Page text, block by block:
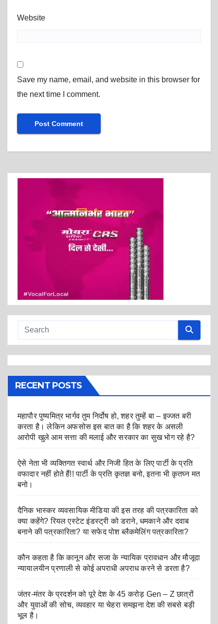
Website
Save my name, email, and website in this browser for
the next time I comment.
RECENT POSTS
महापौर पुष्यमित्र भार्गव तुम निर्दोष हो, शहर तुम्हें बा – इज्जत बरी
करता है। लेकिन अफसोस इस बात का है कि शहर के असली
आरोपी खुले आम सत्ता की मलाई और सरकार का सुख भोग रहे है?
ऐसे नेता भी व्यक्तिगत स्वार्थ और निजी हित के लिए पार्टी के प्रति
वफादार नहीं होते हैं!! पार्टी के प्रति कृतज्ञ बनो, इतना भी कृतघ्न मत
बनो।
दैनिक भास्कर व्यवसायिक मीडिया की इस तरह की पत्रकारिता को
क्या कहेंगे? रियल एस्टेट इंडस्ट्री को डराने, धमकाने और दवाब
बनाने की पत्रकारिता? या सफेद पोश ब्लैकमेलिंग पत्रकारिता?
कौन कहता है कि कानून और सजा के न्यायिक प्रावधान और मौजूदा
न्यायालयीन प्रणाली से कोई अपराधी अपराध करने से डरता है?
जंतर-मंतर के प्रदर्शन को पूरे देश के 45 करोड़ Gen – Z छात्रों
और युवाओं की सोच, व्यवहार या चेहरा समझना देश की सबसे बड़ी
भूल है।